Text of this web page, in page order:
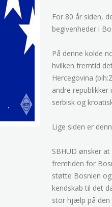
For 80 år siden,
begivenheder i
På denne kolde
hvilken fremtid
Hercegovina
andre republikker
serbisk og
Lige siden er
SBHUD ønsker
fremtiden for
støtte Bosnien
kendskab til det
stor hjælp på den